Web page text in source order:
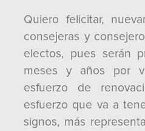
Quiero felicitar,
consejeras y
electos, pues serán
meses y años por
esfuerzo de
esfuerzo que va a
signos, más